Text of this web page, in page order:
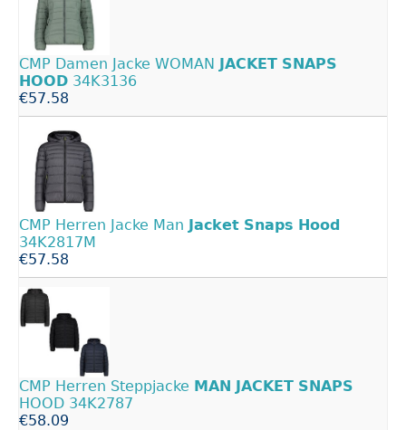
CMP Damen Jacke WOMAN JACKET SNAPS
HOOD 34K3136
€57.58
CMP Herren Jacke Man Jacket Snaps Hood
34K2817M
€57.58
CMP Herren Steppjacke MAN JACKET SNAPS
HOOD 34K2787
€58.09